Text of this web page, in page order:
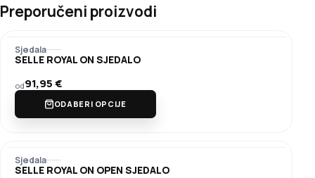
Preporučeni proizvodi
Sjedala
SELLE ROYAL ON SJEDALO
od91,95€
ODABERI OPCIJE
Sjedala
SELLE ROYAL ON OPEN SJEDALO